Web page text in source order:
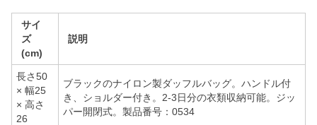
サイ
ズ
(cm)
説明
長さ50
× 幅25
× 高さ
26
ブラックのナイロン製ダッフルバッグ。ハンドル付
き、ショルダー付き。2-3日分の衣類収納可能。ジッ
パー開閉式。製品番号：0534